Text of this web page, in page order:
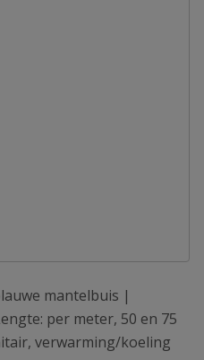
mantelbuis |
per meter, 50 en 75
verwarming/koeling